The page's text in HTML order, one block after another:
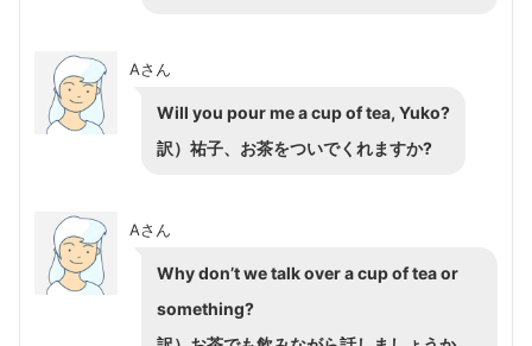
Aさん
Will you pour me a cup of tea, Yuko?
訳）祐子、お茶をついでくれますか?
Aさん
Why don’t we talk over a cup of tea or
something?